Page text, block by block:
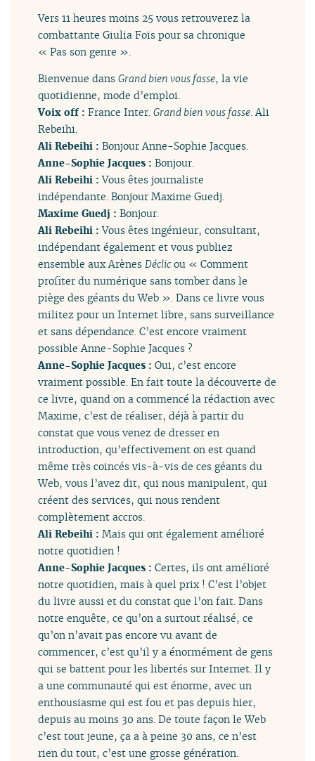
Vers 11 heures moins 25 vous retrouverez la
combattante Giulia Foïs pour sa chronique
« Pas son genre ».
Bienvenue dansGrand bien vous fasse, la vie
quotidienne, mode d’emploi.
Voix off :France Inter.Grand bien vous fasse. Ali
Rebeihi.
Ali Rebeihi :Bonjour Anne-Sophie Jacques.
Anne-Sophie Jacques :Bonjour.
Ali Rebeihi :Vous êtes journaliste
indépendante. Bonjour Maxime Guedj.
Maxime Guedj :Bonjour.
Ali Rebeihi :Vous êtes ingénieur, consultant,
indépendant également et vous publiez
ensemble aux ArènesDéclic ou « Comment
profiter du numérique sans tomber dans le
piège des géants du Web ». Dans ce livre vous
militez pour un Internet libre, sans surveillance
et sans dépendance. C’est encore vraiment
possible Anne-Sophie Jacques ?
Anne-Sophie Jacques :Oui, c’est encore
vraiment possible. En fait toute la découverte de
ce livre, quand on a commencé la rédaction avec
Maxime, c’est de réaliser, déjà à partir du
constat que vous venez de dresser en
introduction, qu’effectivement on est quand
même très coincés vis-à-vis de ces géants du
Web, vous l’avez dit, qui nous manipulent, qui
créent des services, qui nous rendent
complètement accros.
Ali Rebeihi :Mais qui ont également amélioré
notre quotidien !
Anne-Sophie Jacques :Certes, ils ont amélioré
notre quotidien, mais à quel prix ! C’est l’objet
du livre aussi et du constat que l’on fait. Dans
notre enquête, ce qu’on a surtout réalisé, ce
qu’on n’avait pas encore vu avant de
commencer, c’est qu’il y a énormément de gens
qui se battent pour les libertés sur Internet. Il y
a une communauté qui est énorme, avec un
enthousiasme qui est fou et pas depuis hier,
depuis au moins 30 ans. De toute façon le Web
c’est tout jeune, ça a à peine 30 ans, ce n’est
rien du tout, c’est une grosse génération.